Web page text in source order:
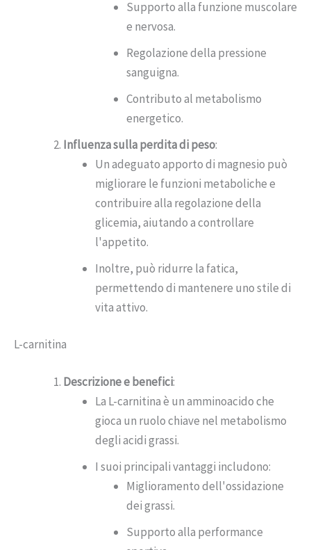
Supporto alla funzione muscolare
e nervosa.
Regolazione della pressione
sanguigna.
Contributo al metabolismo
energetico.
Influenza sulla perdita di peso:
Un adeguato apporto di magnesio può
migliorare le funzioni metaboliche e
contribuire alla regolazione della
glicemia, aiutando a controllare
l'appetito.
Inoltre, può ridurre la fatica,
permettendo di mantenere uno stile di
vita attivo.
L-carnitina
Descrizione e benefici:
La L-carnitina è un amminoacido che
gioca un ruolo chiave nel metabolismo
degli acidi grassi.
I suoi principali vantaggi includono:
Miglioramento dell'ossidazione
dei grassi.
Supporto alla performance